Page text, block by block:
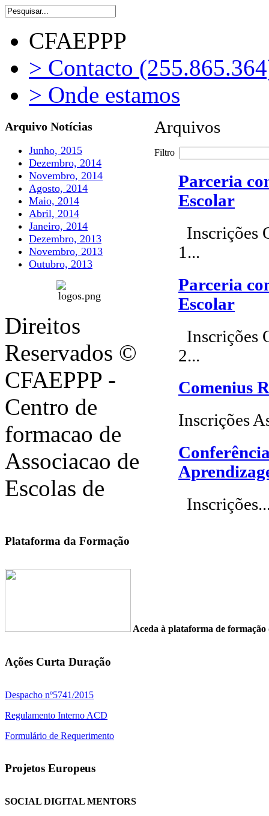
CFAEPPP
> Contacto
> Onde estamos
Arquivos
Filtro
Parceria
Escolar
Inscrições
1...
Parceria
Escolar
Inscrições
2...
Comenius
Inscrições
Plataforma da Formação
Aceda à plataforma de
Ações Curta Duração
Despacho nº5741/2015
Regulamento Interno ACD
Formulário de Requerimento
Projetos Europeus
SOCIAL DIGITAL MENTORS
Arquivo Notícias
Junho, 2015
Dezembro, 2014
Novembro, 2014
Agosto, 2014
Maio, 2014
Abril, 2014
Janeiro, 2014
Dezembro, 2013
Novembro, 2013
Outubro, 2013
Direitos
Reservados ©
CFAEPPP -
Centro de
formacao de
Associacao de
Escolas de